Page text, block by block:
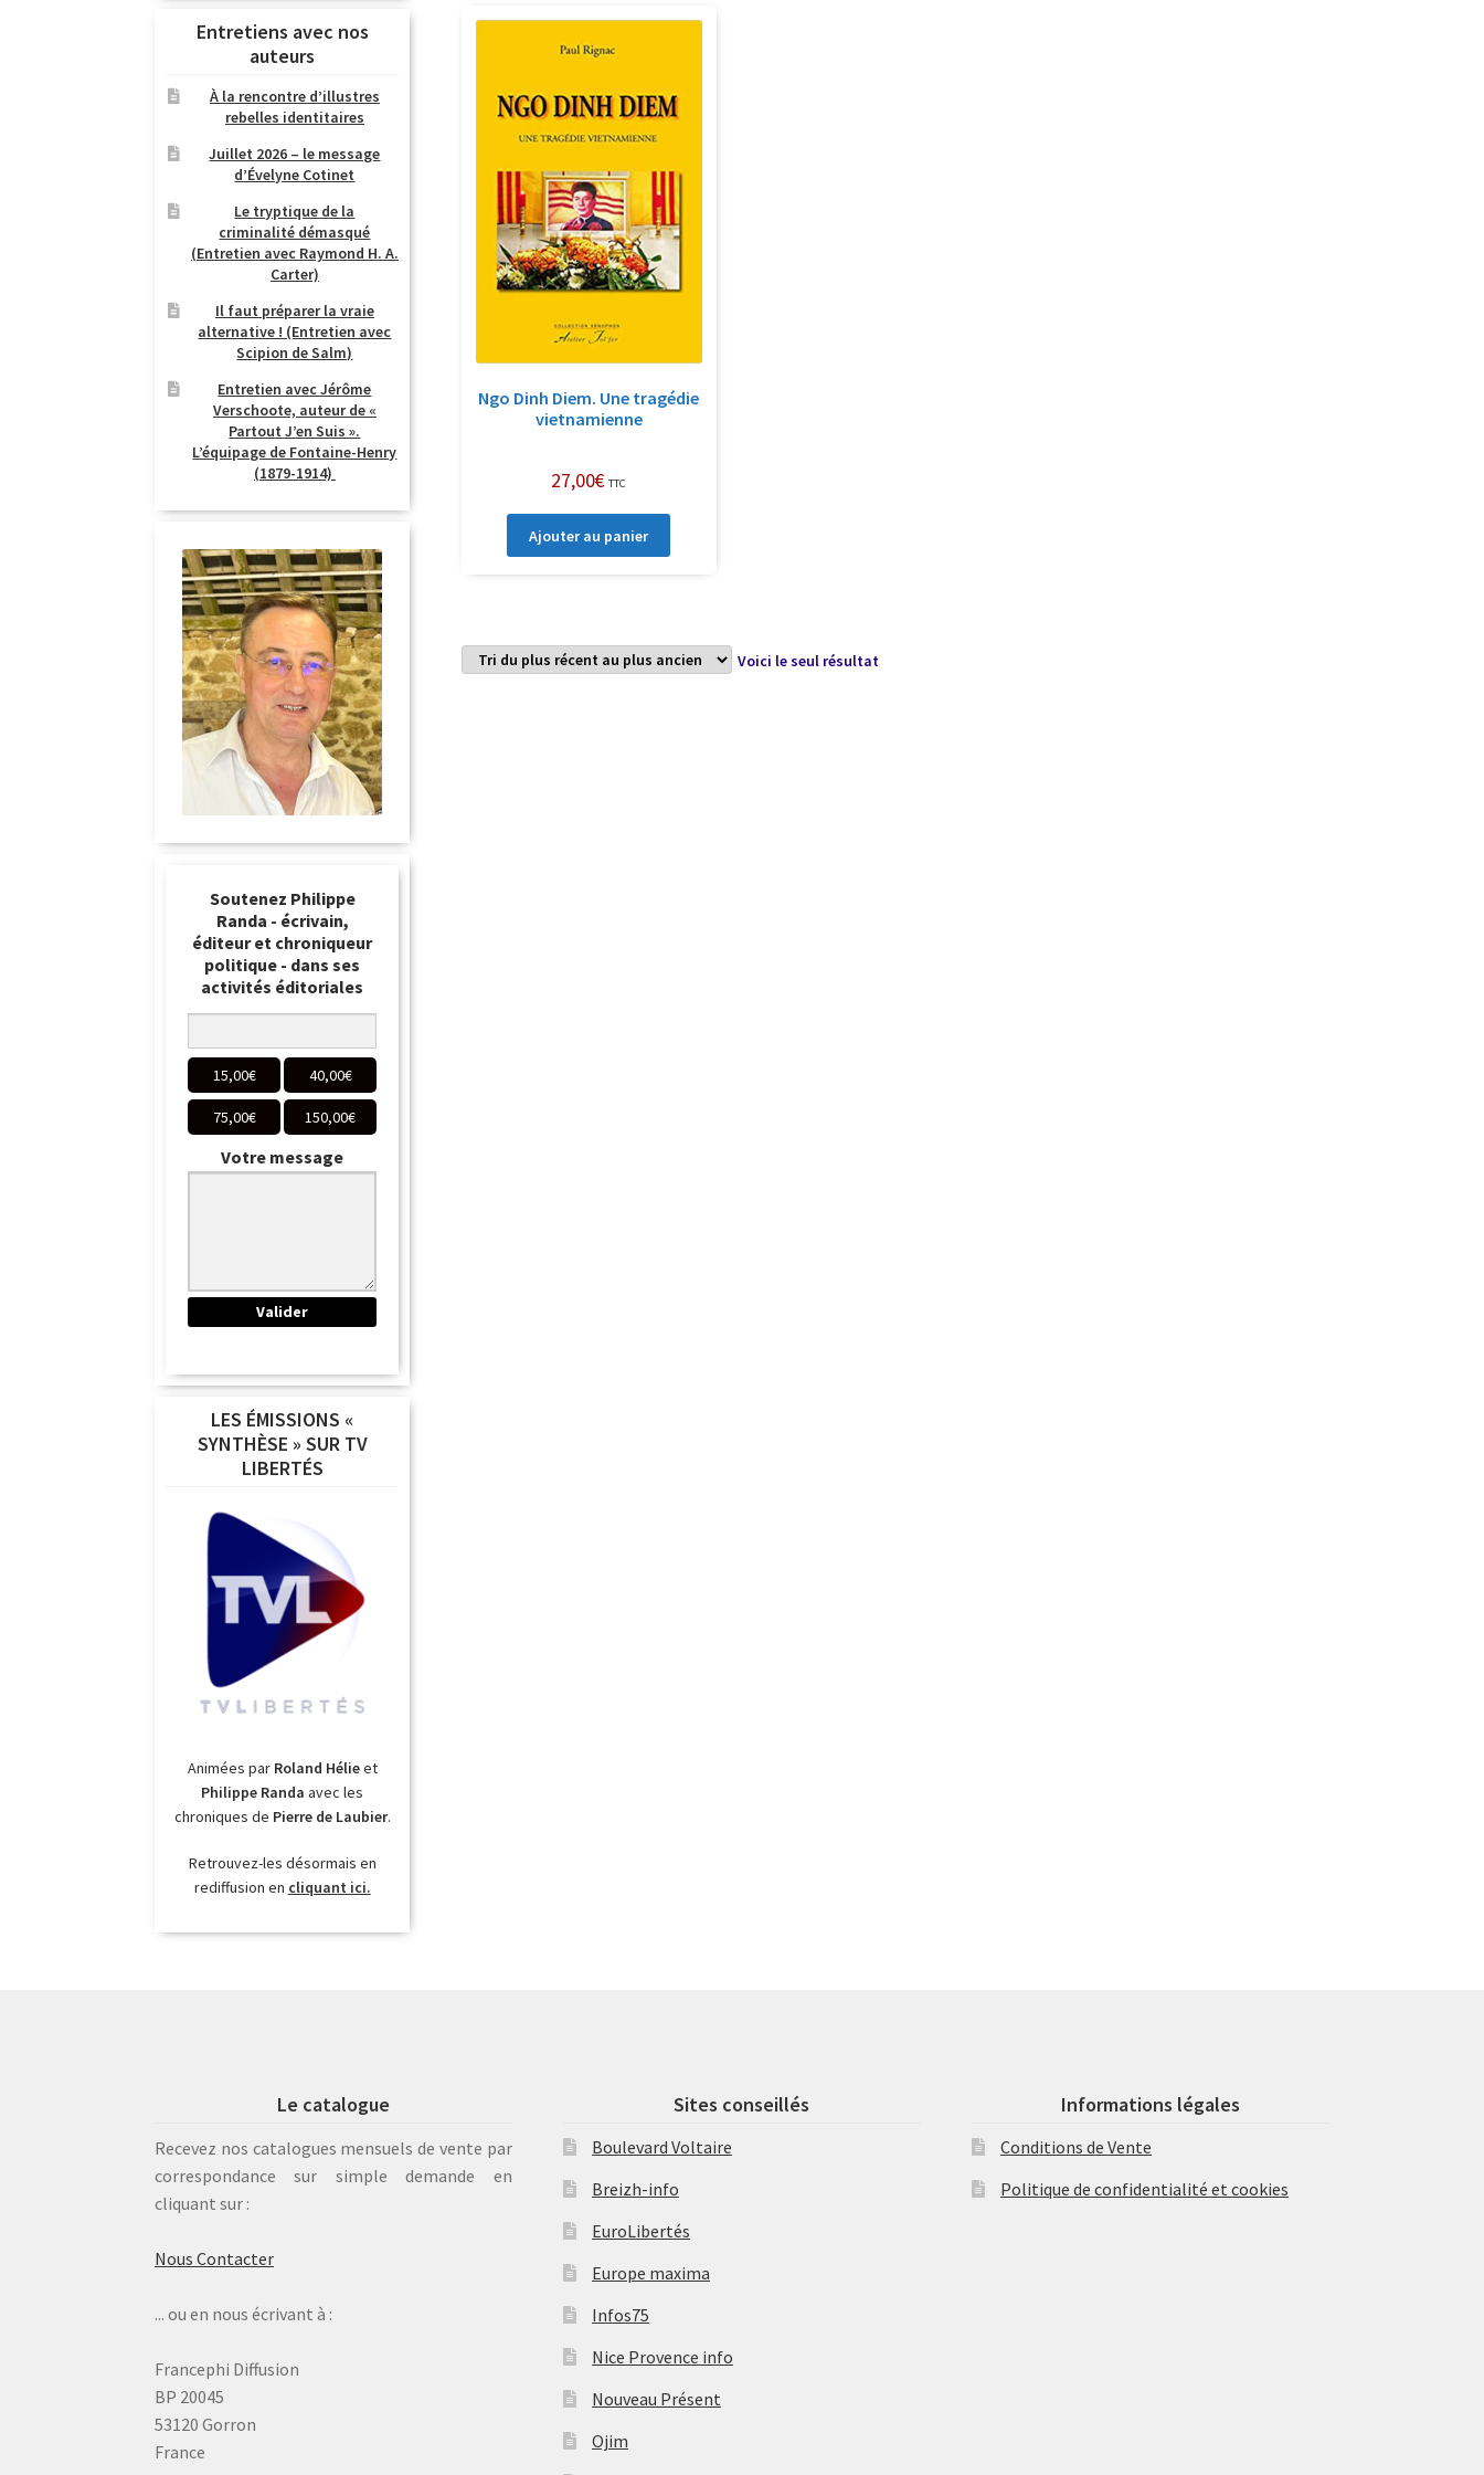
Ngo Dinh Diem. Une tragédie
vietnamienne
27,00€ TTC
Ajouter au panier
Voici le seul résultat
Entretiens avec nos
auteurs
À la rencontre d’illustres
rebelles identitaires
Juillet 2026 – le message
d’Évelyne Cotinet
Le tryptique de la
criminalité démasqué
(Entretien avec Raymond H. A.
Carter)
Il faut préparer la vraie
alternative ! (Entretien avec
Scipion de Salm)
Entretien avec Jérôme
Verschoote, auteur de «
Partout J’en Suis ».
L’équipage de Fontaine-Henry
(1879-1914)
Soutenez Philippe
Randa - écrivain,
éditeur et chroniqueur
politique - dans ses
activités éditoriales
15,00€ 40,00€
75,00€ 150,00€
Votre message
LES ÉMISSIONS «
SYNTHÈSE » SUR TV
LIBERTÉS
Animées par Roland Hélieet
Philippe Randa avec les
chroniques de Pierre de Laubier.
Retrouvez-les désormais en
rediffusion en cliquant ici.
Le catalogue
Recevez nos catalogues mensuels de vente par
correspondance sur simple demande en
cliquant sur :
Nous Contacter
... ou en nous écrivant à :
Francephi Diffusion
BP 20045
53120 Gorron
France
Sites conseillés
Boulevard Voltaire
Breizh-info
EuroLibertés
Europe maxima
Infos75
Nice Provence info
Nouveau Présent
Ojim
Informations légales
Conditions de Vente
Politique de confidentialité et cookies